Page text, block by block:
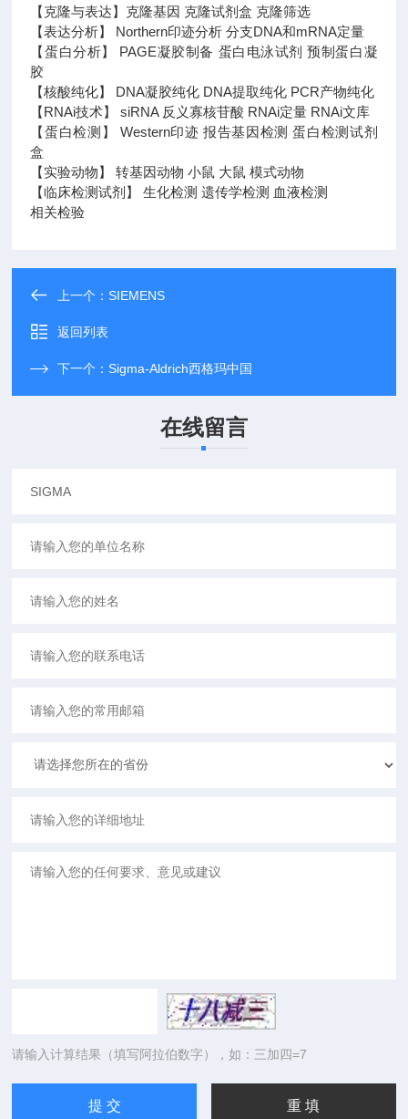
【克隆与表达】克隆基因 克隆试剂盒 克隆筛选
【表达分析】 Northern印迹分析 分支DNA和mRNA定量
【蛋白分析】 PAGE凝胶制备 蛋白电泳试剂 预制蛋白凝
胶
【核酸纯化】 DNA凝胶纯化 DNA提取纯化 PCR产物纯化
【RNAi技术】 siRNA 反义寡核苷酸 RNAi定量 RNAi文库
【蛋白检测】 Western印迹 报告基因检测 蛋白检测试剂
盒
【实验动物】 转基因动物 小鼠 大鼠 模式动物
【临床检测试剂】 生化检测 遗传学检测 血液检测
相关检验
上一个：SIEMENS
返回列表
下一个：Sigma-Aldrich西格玛中国
在线留言
请输入计算结果（填写阿拉伯数字），如：三加四=7